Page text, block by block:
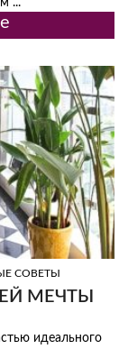
СОВЕТЫ
МЕЧТЫ
идеального